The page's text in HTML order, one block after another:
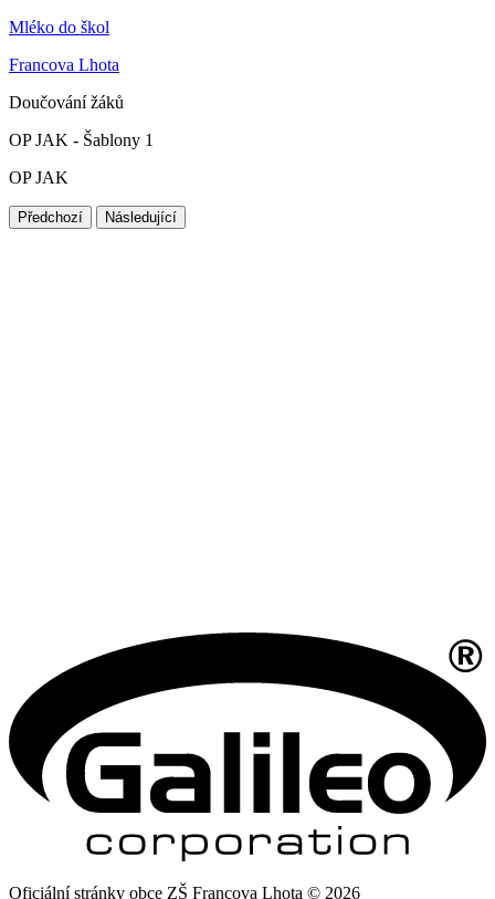
Mléko do škol
Francova Lhota
Doučování žáků
OP JAK - Šablony 1
OP JAK
Předchozí Následující
Oficiální stránky obce ZŠ Francova Lhota © 2026